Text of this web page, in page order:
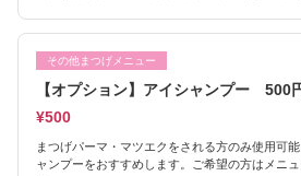
その他まつげメニュー
【オプション】アイシャンプー 500
¥500
まつげパーマ・マツエクをされる方のみ使用可
ャンプーをおすすめします。ご希望の方はメニ